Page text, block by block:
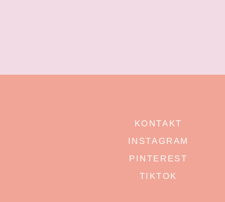
KONTAKT
INSTAGRAM
PINTEREST
TIKTOK